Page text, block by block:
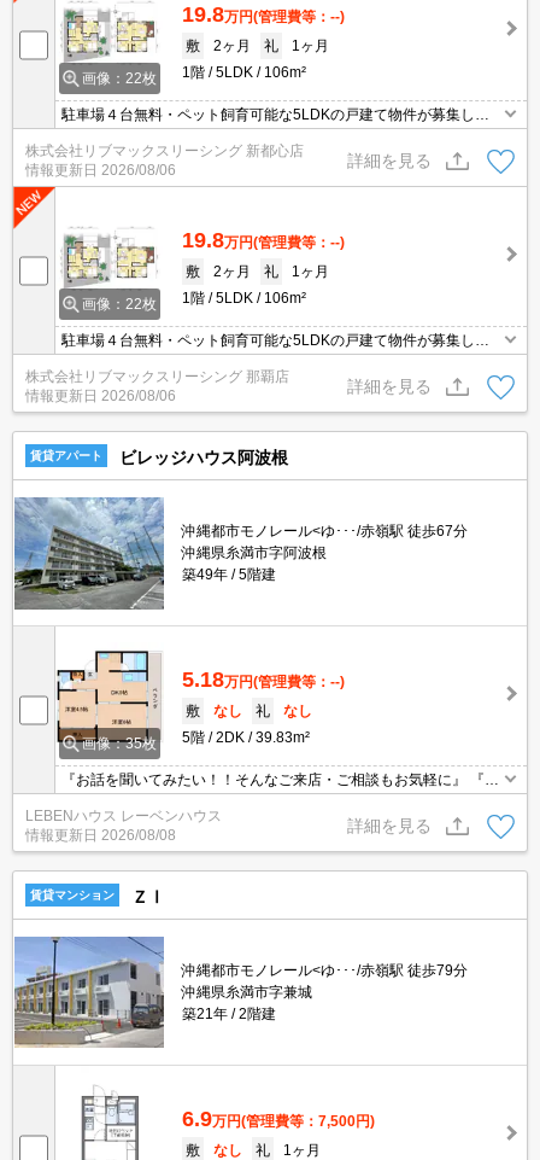
画像：22枚
19.8万円(管理費等：--)
敷
2ヶ月 礼
1ヶ月
1階
5LDK 106m²
駐車場４台無料・ペット飼育可能な5LDKの戸建て物件が募集しま
した(^^)/ ガレージ付き・小型犬・中型犬・猫飼育可能♪ ペット飼育
の場合：別途、ペット保証金２ヵ月
株式会社リブマックスリーシング 新都心店
情報更新日 2026/08/06
詳細を見る
画像：22枚
19.8万円(管理費等：--)
敷
2ヶ月 礼
1ヶ月
1階
5LDK 106m²
駐車場４台無料・ペット飼育可能な5LDKの戸建て物件が募集しま
した(^^)/ ガレージ付き・小型犬・中型犬・猫飼育可能♪ ペット飼育
の場合：別途、ペット保証金２ヵ月
株式会社リブマックスリーシング 那覇店
情報更新日 2026/08/06
詳細を見る
賃貸アパート ビレッジハウス阿波根
沖縄都市モノレール<ゆ･･･/赤嶺駅 徒歩67分
沖縄県糸満市字阿波根
築49年
5階建
画像：35枚
5.18万円(管理費等：--)
敷
なし 礼
なし
5階
2DK 39.83m²
『お話を聞いてみたい！！そんなご来店・ご相談もお気軽に』 『初
めてのお引越しでもご安心を！サポートさせて頂きます』 『理想の
おへやがここにある！おへや探しはLEBENハウスへ』
LEBENハウス レーベンハウス
情報更新日 2026/08/08
詳細を見る
賃貸マンション ＺⅠ
沖縄都市モノレール<ゆ･･･/赤嶺駅 徒歩79分
沖縄県糸満市字兼城
築21年
2階建
6.9万円(管理費等：7,500円)
敷
なし 礼
1ヶ月